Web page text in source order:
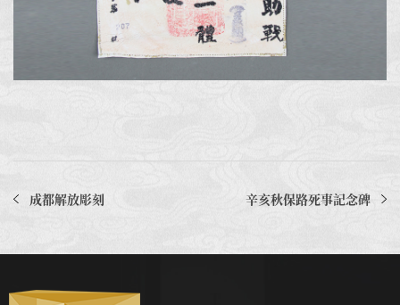
成都解放彫刻 辛亥秋保路死事記念碑